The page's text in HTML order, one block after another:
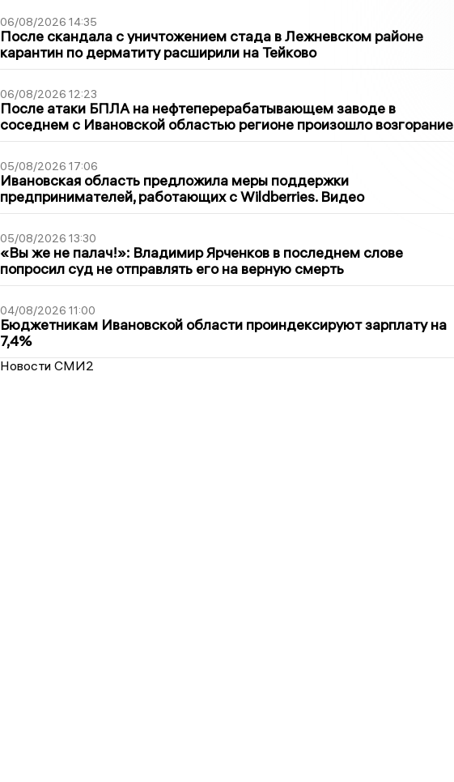
06/08/2026 14:35
После скандала с уничтожением стада в Лежневском районе
карантин по дерматиту расширили на Тейково
06/08/2026 12:23
После атаки БПЛА на нефтеперерабатывающем заводе в
соседнем с Ивановской областью регионе произошло возгорание
05/08/2026 17:06
Ивановская область предложила меры поддержки
предпринимателей, работающих с Wildberries. Видео
05/08/2026 13:30
«Вы же не палач!»: Владимир Ярченков в последнем слове
попросил суд не отправлять его на верную смерть
04/08/2026 11:00
Бюджетникам Ивановской области проиндексируют зарплату на
7,4%
Новости СМИ2